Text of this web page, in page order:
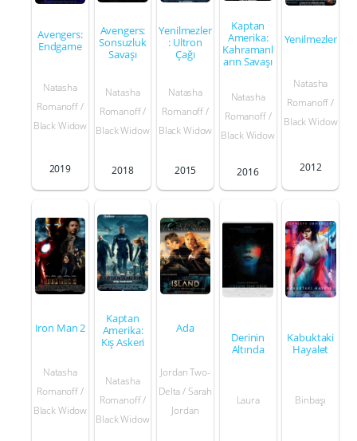
Avengers:
Endgame
Natasha
Romanoff /
Black Widow
2019
Avengers:
Sonsuzluk
Savaşı
Natasha
Romanoff /
Black Widow
2018
Yenilmezler
: Ultron
Çağı
Natasha
Romanoff /
Black Widow
2015
Kaptan
Amerika:
Kahramanl
arın Savaşı
Natasha
Romanoff /
Black Widow
2016
Yenilmezler
Natasha
Romanoff /
Black Widow
2012
Iron Man 2
Natasha
Romanoff /
Black Widow
Kaptan
Amerika:
Kış Askeri
Natasha
Romanoff /
Black Widow
Ada
Jordan Two-
Delta / Sarah
Jordan
Derinin
Altında
Laura
Kabuktaki
Hayalet
Binbaşı